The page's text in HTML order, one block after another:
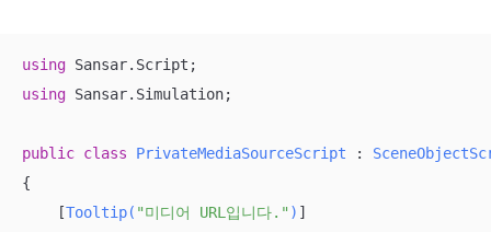
using
using Sansar.Simulation;
public class PrivateMediaSourceScript :
{
    [
Tooltip( "미디어 URL입니다." ) ]